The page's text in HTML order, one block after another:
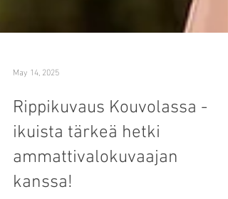
May 14, 2025
Rippikuvaus Kouvolassa -
ikuista tärkeä hetki